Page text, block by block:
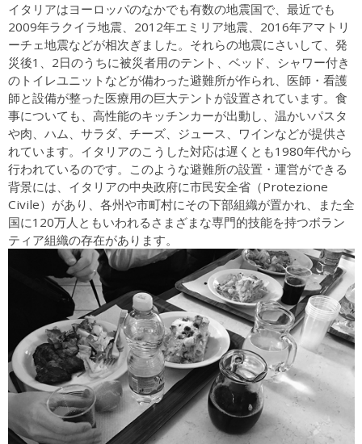
イタリアはヨーロッパのなかでも有数の地震国で、最近でも
2009年ラクイラ地震、2012年エミリア地震、2016年アマトリ
ーチェ地震などが相次ぎました。それらの地震にさいして、発
災後1、2日のうちに被災者用のテント、ベッド、シャワー付き
のトイレユニットなどが備わった避難所が作られ、医師・看護
師と設備が整った医療用の巨大テントが設置されています。食
事についても、高性能のキッチンカーが出動し、温かいパスタ
や肉、ハム、サラダ、チーズ、ジュース、ワインなどが提供さ
れています。イタリアのこうした対応は遅くとも1980年代から
行われているのです。このような避難所の設置・運営ができる
背景には、イタリアの中央政府に市民安全省（Protezione
Civile）があり、各州や市町村にその下部組織が置かれ、また全
国に120万人ともいわれるさまざまな専門的技能を持つボラン
ティア組織の存在があります。